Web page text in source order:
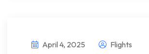
April 4, 2025 Flights